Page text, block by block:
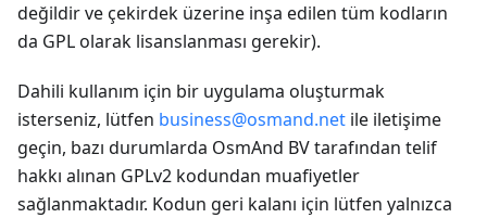
değildir ve çekirdek üzerine inşa edilen tüm kodların
da GPL olarak lisanslanması gerekir).
Dahili kullanım için bir uygulama oluşturmak
isterseniz, lütfen business@osmand.net ile iletişime
geçin, bazı durumlarda OsmAnd BV tarafından telif
hakkı alınan GPLv2 kodundan muafiyetler
sağlanmaktadır. Kodun geri kalanı için lütfen yalnızca